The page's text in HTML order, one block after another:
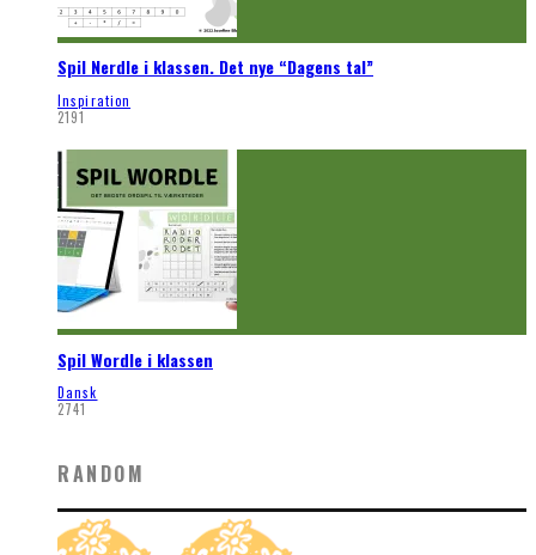
Spil Nerdle i klassen. Det nye “Dagens tal”
Inspiration
2191
Spil Wordle i klassen
Dansk
2741
RANDOM